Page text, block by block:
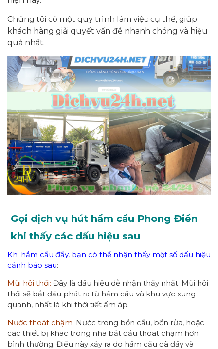
Chúng tôi có một quy trình làm việc cụ thể, giúp
khách hàng giải quyết vấn đề nhanh chóng và hiệu
quả nhất.
Gọi dịch vụ hút hầm cầu Phong Điền
khi thấy các dấu hiệu sau
Khi hầm cầu đầy, bạn có thể nhận thấy một số dấu hiệu
cảnh báo sau:
Mùi hôi thối: Đây là dấu hiệu dễ nhận thấy nhất. Mùi hôi
thối sẽ bắt đầu phát ra từ hầm cầu và khu vực xung
quanh, nhất là khi thời tiết ấm áp.
Nước thoát chậm: Nước trong bồn cầu, bồn rửa, hoặc
các thiết bị khác trong nhà bắt đầu thoát chậm hơn
bình thường. Điều này xảy ra do hầm cầu đã đầy và